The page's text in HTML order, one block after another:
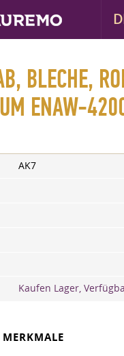
BLECHE,
ENAW-
AK7
Kaufen Lager,